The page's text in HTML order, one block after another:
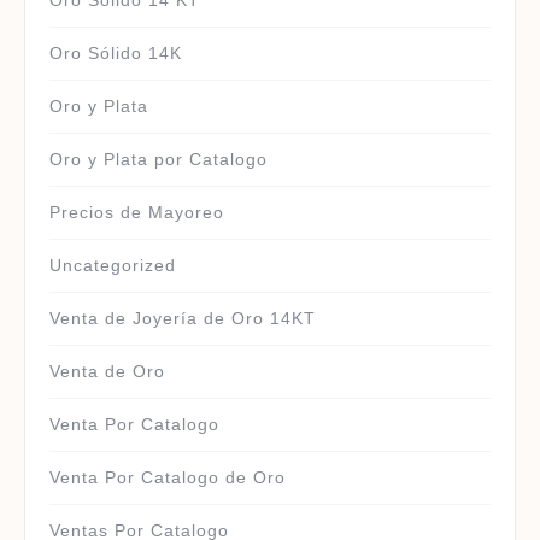
Oro Sólido 14K
Oro y Plata
Oro y Plata por Catalogo
Precios de Mayoreo
Uncategorized
Venta de Joyería de Oro 14KT
Venta de Oro
Venta Por Catalogo
Venta Por Catalogo de Oro
Ventas Por Catalogo